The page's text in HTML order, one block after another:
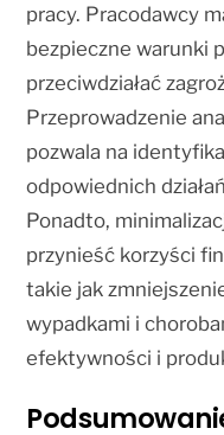
pracy. Pracodawcy
bezpieczne warunki
przeciwdziałać
Przeprowadzenie
pozwala na
odpowiednich
Ponadto,
przynieść korzyści
takie jak
wypadkami i
efektywności i